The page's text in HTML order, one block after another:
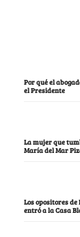
Por qué el
el Presidente
La mujer que
María del Mar
Los opositores
entró a la Casa